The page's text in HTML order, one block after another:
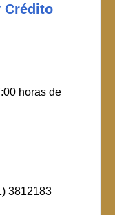
Crédito
horas de
3812183